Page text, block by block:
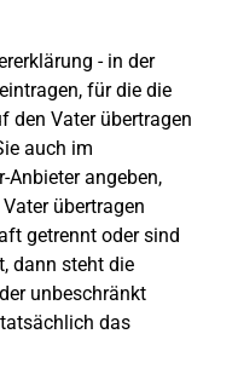
- in der
für die die
den Vater übertragen
auch im
Anbieter angeben,
übertragen
getrennt oder sind
dann steht die
unbeschränkt
das